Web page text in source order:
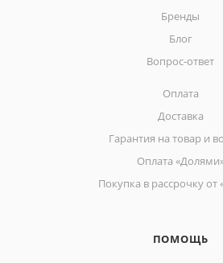
Бренды
Блог
Вопрос-ответ
Оплата
Доставка
Гарантия на товар и
Оплата
Покупка в рассрочку от
ПОМОЩЬ